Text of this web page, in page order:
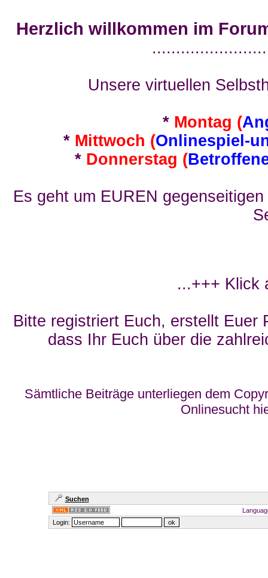
Herzlich willkommen im
Unsere virtuellen
* Montag (
* Mittwoch (Onlinespiel-
* Donnerstag (
Es geht um EUREN
...+++ Klick
Bitte registriert Euch, erstellt Euer
dass Ihr Euch über die
Sämtliche Beiträge unterliegen dem
Onlinesucht
Suchen
Login: